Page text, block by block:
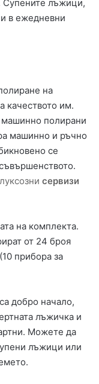
Супените лъжици,
в ежедневни
на
качеството им.
машинно полирани
машинно и ръчно
се
луксозни сервизи
на комплекта.
от 24 броя
прибора за
добро начало,
лъжичка и
Можете да
лъжици или